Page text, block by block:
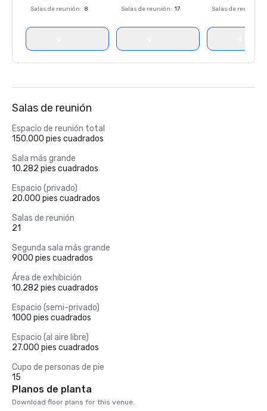
Salas de reunión: 8 Salas de reunión: 17
Salas de reunión
Salas de reunión
Espacio de reunión total
150.000 pies cuadrados
Sala más grande
10.282 pies cuadrados
Espacio (privado)
20.000 pies cuadrados
Salas de reunión
21
Segunda sala más grande
9000 pies cuadrados
Área de exhibición
10.282 pies cuadrados
Espacio (semi-privado)
1000 pies cuadrados
Espacio (al aire libre)
27.000 pies cuadrados
Cupo de personas de pie
15
Planos de planta
Download floor plans for this venue.